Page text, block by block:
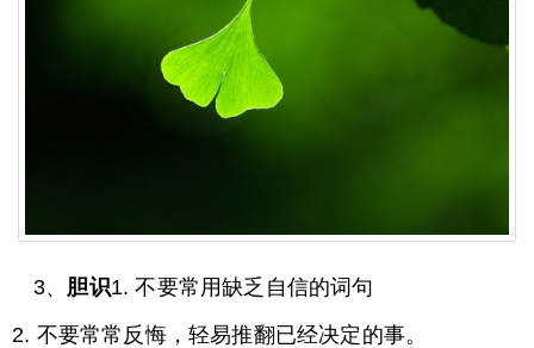
3、 胆识1. 不要常用缺乏自信的词句
2. 不要常常反悔，轻易推翻已经决定的事。